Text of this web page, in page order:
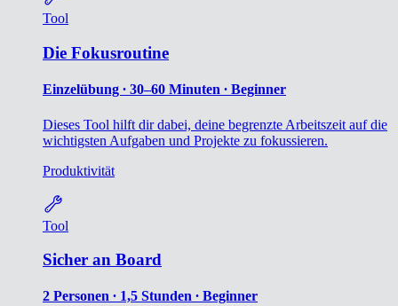
Tool
Die Fokusroutine
Einzelübung ∙ 30–60 Minuten ∙ Beginner
Dieses Tool hilft dir dabei, deine begrenzte Arbeitszeit auf die
wichtigsten Aufgaben und Projekte zu fokussieren.
Produktivität
Tool
Sicher an Board
2 Personen ∙ 1,5 Stunden ∙ Beginner